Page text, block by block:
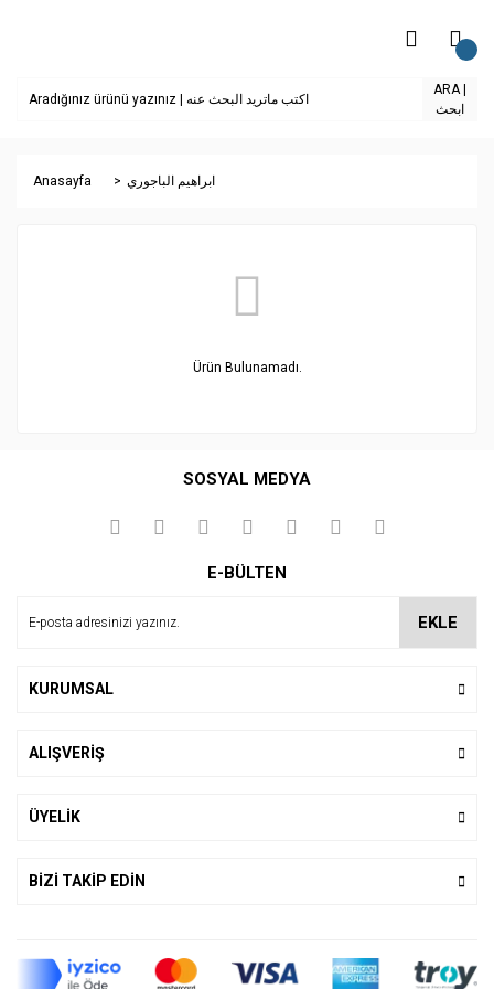
ARA |
ابحث
Anasayfa ابراهيم الباجوري
Ürün Bulunamadı.
SOSYAL MEDYA
E-BÜLTEN
EKLE
KURUMSAL
ALIŞVERİŞ
ÜYELİK
BİZİ TAKİP EDİN